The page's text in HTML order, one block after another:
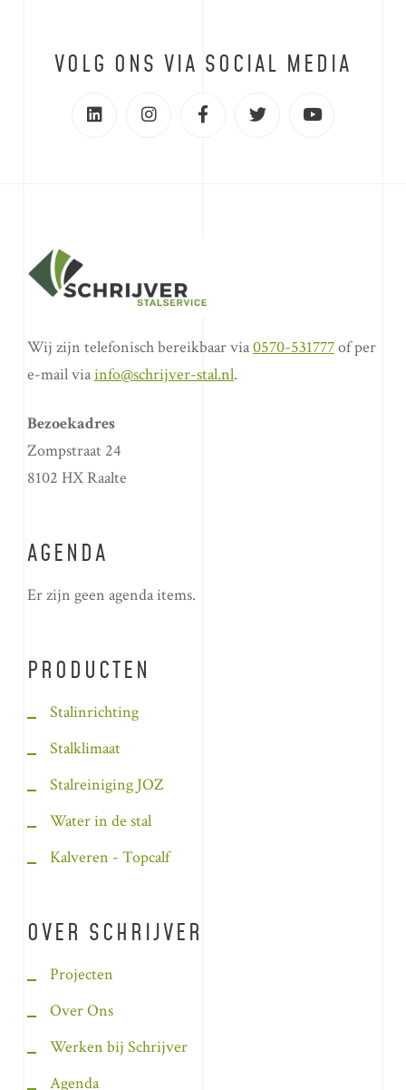
VOLG ONS VIA SOCIAL MEDIA
Wij zijn telefonisch bereikbaar via0570-531777of per
e-mail viainfo@schrijver-stal.nl.
Bezoekadres
Zompstraat 24
8102 HX Raalte
AGENDA
Er zijn geen agenda items.
PRODUCTEN
Stalinrichting
Stalklimaat
Stalreiniging JOZ
Water in de stal
Kalveren - Topcalf
OVER SCHRIJVER
Projecten
Over Ons
Werken bij Schrijver
Agenda